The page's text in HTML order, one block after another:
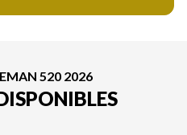
520 2026